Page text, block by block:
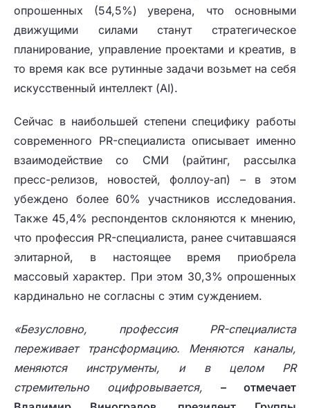
опрошенных (54,5%) уверена, что основными
движущими силами станут стратегическое
планирование, управление проектами и креатив, в
то время как все рутинные задачи возьмет на себя
искусственный интеллект (AI).
Сейчас в наибольшей степени специфику работы
современного PR-специалиста описывает именно
взаимодействие со СМИ (райтинг, рассылка
пресс-релизов, новостей, фоллоу-ап) – в этом
убеждено более 60% участников исследования.
Также 45,4% респондентов склоняются к мнению,
что профессия PR-специалиста, ранее считавшаяся
элитарной, в настоящее время приобрела
массовый характер. При этом 30,3% опрошенных
кардинально не согласны с этим суждением.
«Безусловно, профессия PR-специалиста
переживает трансформацию. Меняются каналы,
меняются инструменты, и в целом PR
стремительно оцифровывается, – отмечает